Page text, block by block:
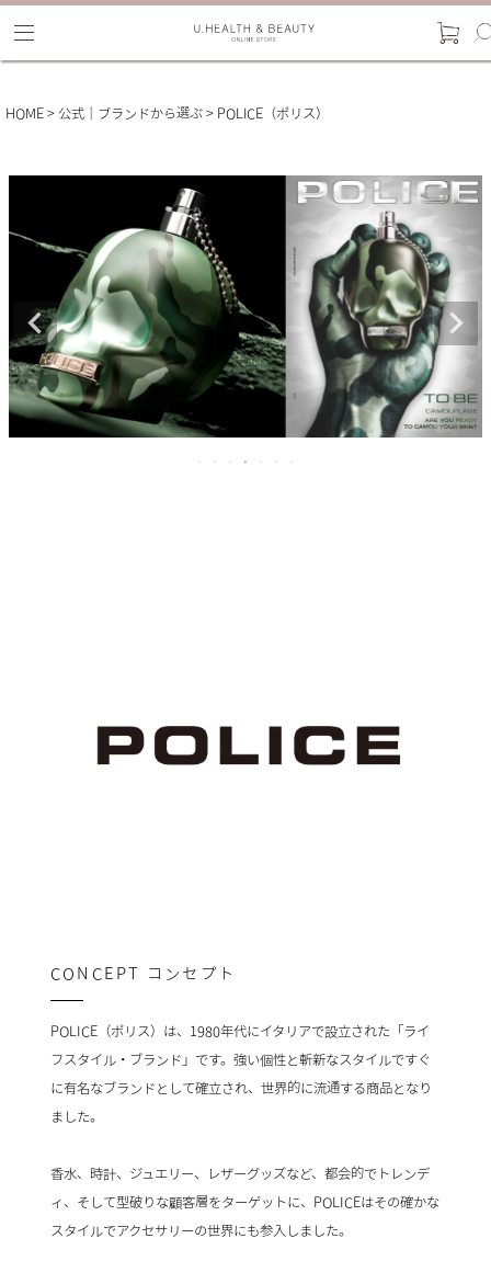
HOME 公式｜ブランドから選ぶ POLICE（ポリス）
CONCEPT コンセプト
POLICE（ポリス）は、1980年代にイタリアで設立された「ライ
フスタイル・ブランド」です。強い個性と斬新なスタイルですぐ
に有名なブランドとして確立され、世界的に流通する商品となり
ました。
香水、時計、ジュエリー、レザーグッズなど、都会的でトレンデ
ィ、そして型破りな顧客層をターゲットに、POLICEはその確かな
スタイルでアクセサリーの世界にも参入しました。